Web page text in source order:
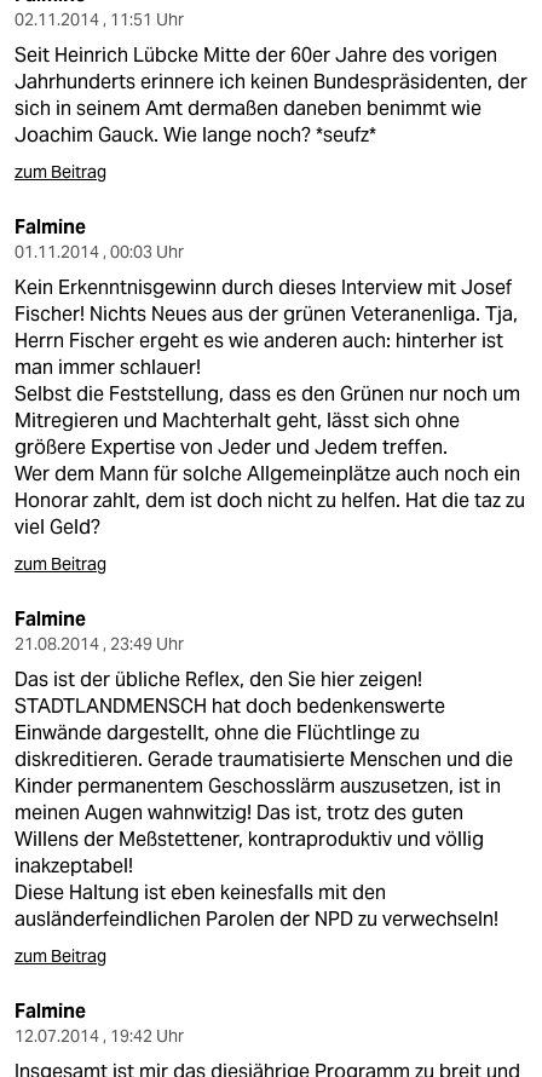
02.11.2014 , 11:51 Uhr
Seit Heinrich Lübcke Mitte der 60er Jahre des vorigen
Jahrhunderts erinnere ich keinen Bundespräsidenten, der
sich in seinem Amt dermaßen daneben benimmt wie
Joachim Gauck. Wie lange noch? *seufz*
zum Beitrag
Falmine
01.11.2014 , 00:03 Uhr
Kein Erkenntnisgewinn durch dieses Interview mit Josef
Fischer! Nichts Neues aus der grünen Veteranenliga. Tja,
Herrn Fischer ergeht es wie anderen auch: hinterher ist
man immer schlauer!
Selbst die Feststellung, dass es den Grünen nur noch um
Mitregieren und Machterhalt geht, lässt sich ohne
größere Expertise von Jeder und Jedem treffen.
Wer dem Mann für solche Allgemeinplätze auch noch ein
Honorar zahlt, dem ist doch nicht zu helfen. Hat die taz zu
viel Geld?
zum Beitrag
Falmine
21.08.2014 , 23:49 Uhr
Das ist der übliche Reflex, den Sie hier zeigen!
STADTLANDMENSCH hat doch bedenkenswerte
Einwände dargestellt, ohne die Flüchtlinge zu
diskreditieren. Gerade traumatisierte Menschen und die
Kinder permanentem Geschosslärm auszusetzen, ist in
meinen Augen wahnwitzig! Das ist, trotz des guten
Willens der Meßstettener, kontraproduktiv und völlig
inakzeptabel!
Diese Haltung ist eben keinesfalls mit den
ausländerfeindlichen Parolen der NPD zu verwechseln!
zum Beitrag
Falmine
12.07.2014 , 19:42 Uhr
Insgesamt ist mir das diesjährige Programm zu breit und